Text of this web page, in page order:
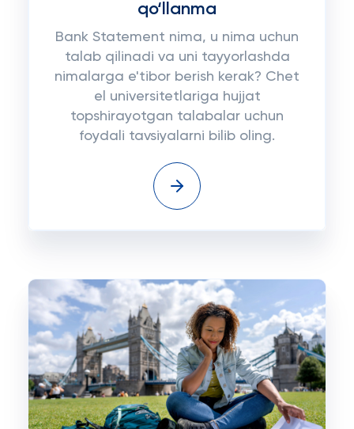
qo‘llanma
Bank Statement nima, u nima uchun
talab qilinadi va uni tayyorlashda
nimalarga e'tibor berish kerak? Chet
el universitetlariga hujjat
topshirayotgan talabalar uchun
foydali tavsiyalarni bilib oling.